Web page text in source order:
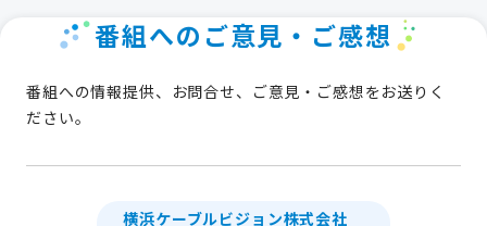
番組へのご意見・ご感想
番組への情報提供、お問合せ、ご意見・ご感想をお送りく
ださい。
横浜ケーブルビジョン株式会社